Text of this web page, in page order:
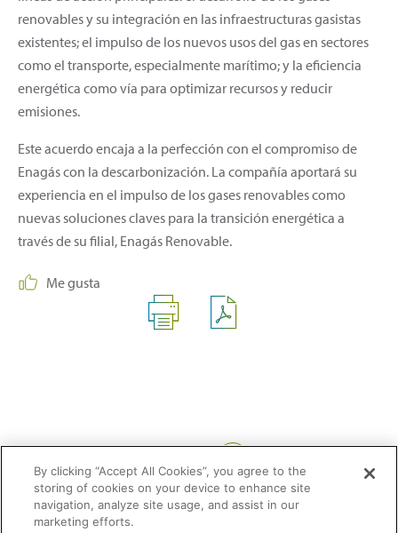
renovables y su integración en las infraestructuras gasistas
existentes; el impulso de los nuevos usos del gas en sectores
como el transporte, especialmente marítimo; y la eficiencia
energética como vía para optimizar recursos y reducir
emisiones.
Este acuerdo encaja a la perfección con el compromiso de
Enagás con la descarbonización. La compañía aportará su
experiencia en el impulso de los gases renovables como
nuevas soluciones claves para la transición energética a
través de su filial, Enagás Renovable.
Me gusta
By clicking “Accept All Cookies”, you agree to the
storing of cookies on your device to enhance site
navigation, analyze site usage, and assist in our
marketing efforts.